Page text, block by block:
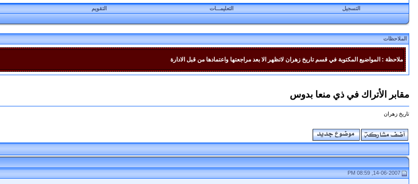
التسجيل
التعليمـــات التقويم
الملاحظات
ملاحظة : المواضيع المكتوبة في قسم تاريخ زهران لاتظهر الا بعد مراجعتها واعتمادها من قبل الادارة
مقابر الأتراك في ذي منعا بدوس
تاريخ زهران
14-06-2007, 08:59 PM